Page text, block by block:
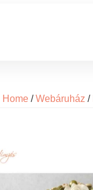
Home / Webáruház /